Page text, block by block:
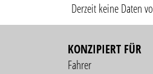
Derzeit keine Daten
KONZIPIERT FÜR
Fahrer